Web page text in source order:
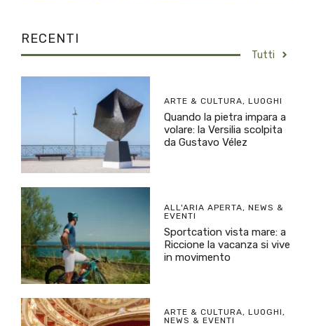
RECENTI
Tutti
ARTE & CULTURA, LUOGHI
Quando la pietra impara a
volare: la Versilia scolpita
da Gustavo Vélez
ALL'ARIA APERTA, NEWS &
EVENTI
Sportcation vista mare: a
Riccione la vacanza si vive
in movimento
ARTE & CULTURA, LUOGHI,
NEWS & EVENTI